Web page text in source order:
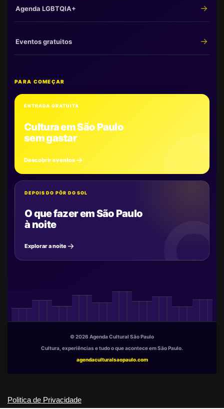
Agenda LGBTQIA+
Eventos gratuitos
PARA COMEÇAR
ENTRADA GRATUITA
Cultura em São Paulo
sem gastar
Descobrir eventos
DEPOIS DO PÔR DO SOL
O que fazer em São Paulo
à noite
Explorar a noite
© 2026 Agenda Cultural São Paulo
Cultura, experiências e tudo o que acontece em São Paulo.
agendaculturalsaopaulo.com
Politica de Privacidade